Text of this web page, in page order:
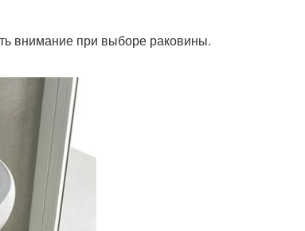
внимание при выборе раковины.